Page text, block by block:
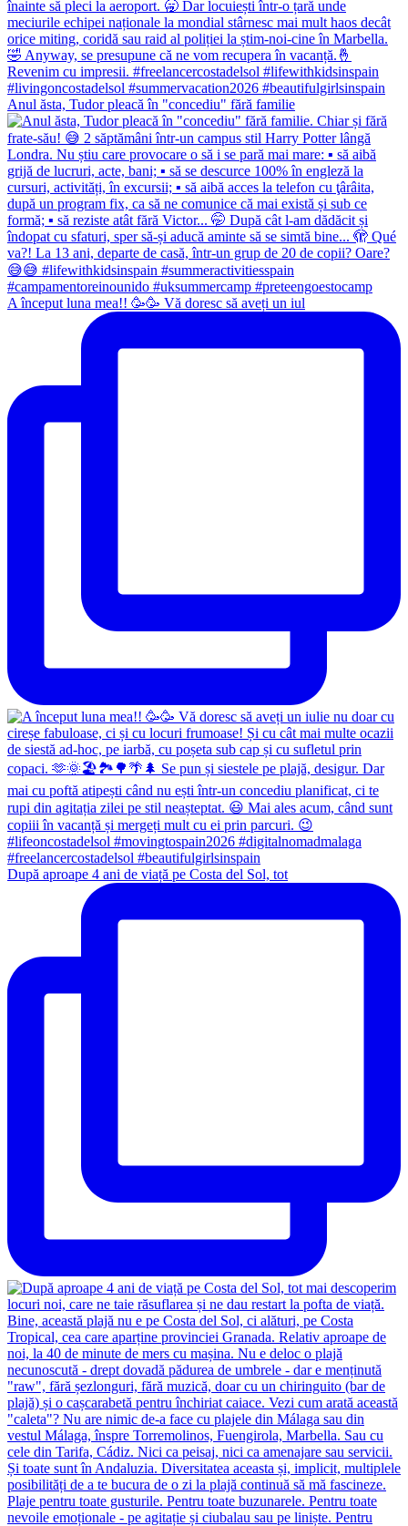
Anul ăsta, Tudor pleacă în "concediu" fără familie
A început luna mea!! 🥳🥳 Vă doresc să aveți un iul
După aproape 4 ani de viață pe Costa del Sol, tot